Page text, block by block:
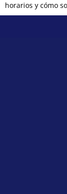
horarios y cómo